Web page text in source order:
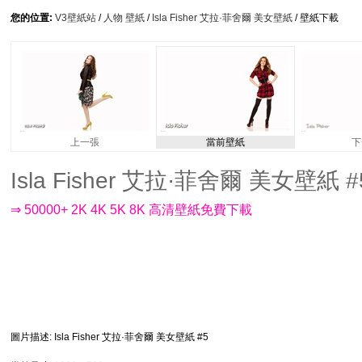
您的位置: V3壁紙站 / 人物 壁紙 / Isla Fisher 艾拉·菲舍爾 美女壁紙 / 壁紙下載
上一張 當前壁紙
Isla Fisher 艾拉·菲舍爾 美女壁紙
⇒ 50000+ 2K 4K 5K 8K 高清壁紙免費下載
圖片描述: Isla Fisher 艾拉·菲舍爾 美女壁紙 #5